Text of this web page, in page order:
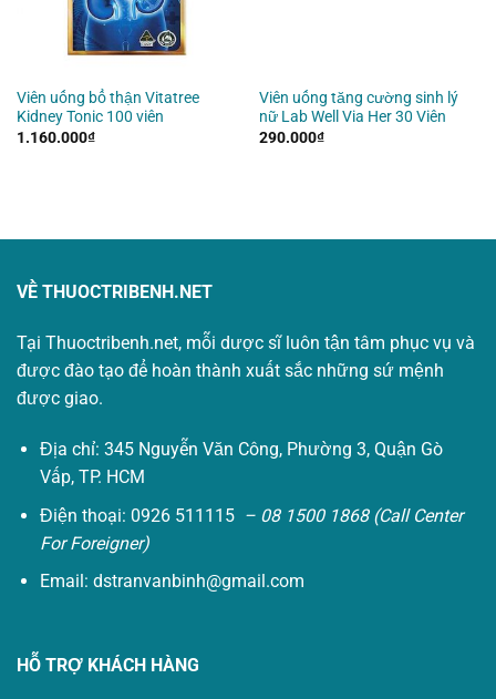
Viên uống bổ thận Vitatree
Kidney Tonic 100 viên
1.160.000₫
Viên uống tăng cường sinh lý
nữ Lab Well Via Her 30 Viên
290.000₫
VỀ THUOCTRIBENH.NET
Tại Thuoctribenh.net, mỗi dược sĩ luôn tận tâm phục vụ và
được đào tạo để hoàn thành xuất sắc những sứ mệnh
được giao.
Địa chỉ: 345 Nguyễn Văn Công, Phường 3, Quận Gò
Vấp, TP. HCM
Điện thoại: 0926 511115 – 08 1500 1868 (Call Center
For Foreigner)
Email: dstranvanbinh@gmail.com
HỖ TRỢ KHÁCH HÀNG